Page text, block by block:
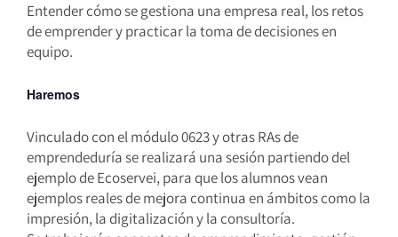
Entender cómo se gestiona una empresa real, los retos
de emprender y practicar la toma de decisiones en
equipo.
Haremos
Vinculado con el módulo 0623 y otras RAs de
emprendeduría se realizará una sesión partiendo del
ejemplo de Ecoservei, para que los alumnos vean
ejemplos reales de mejora continua en ámbitos como la
impresión, la digitalización y la consultoría.